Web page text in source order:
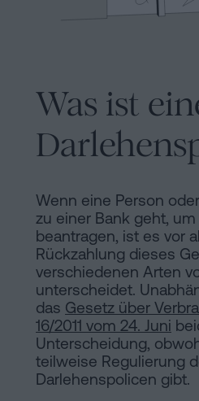
notarielle
Links
Interesse
Redaktioneller
Inhaltsprozess
Personalizar
cookies
unterschreiben?
Kontaktieren
Was ist
Wenn eine Person
zu einer Bank geht, um
beantragen, ist es vor
Rückzahlung dieses
verschiedenen Arten
unterscheidet.
das Gesetz über
16/2011 vom 24. Juni
Unterscheidung,
teilweise Regulierung
Darlehenspolicen gibt.